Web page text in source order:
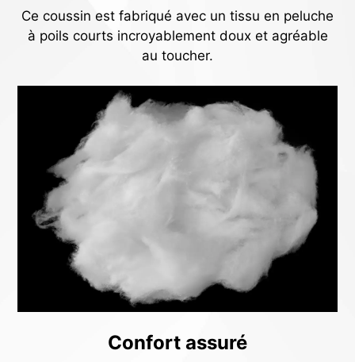
Ce coussin est fabriqué avec un tissu en peluche
à poils courts incroyablement doux et agréable
au toucher.
Confort assuré